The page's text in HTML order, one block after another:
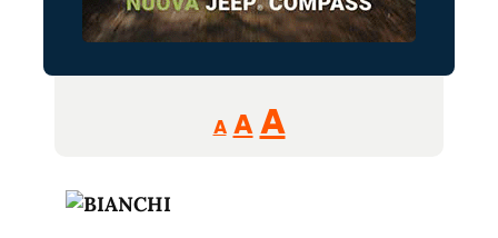
A
Reducir
tamaño
A Restablecer
AAumentar